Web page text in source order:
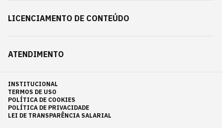
LICENCIAMENTO DE CONTEÚDO
ATENDIMENTO
INSTITUCIONAL
TERMOS DE USO
POLÍTICA DE COOKIES
POLÍTICA DE PRIVACIDADE
LEI DE TRANSPARÊNCIA SALARIAL